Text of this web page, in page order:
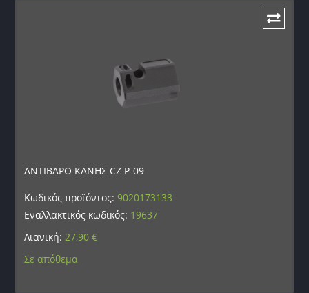
ΑΝΤΙΒΑΡΟ ΚΑΝΗΣ CZ P-09
Κωδικός προϊόντος:9020173133
Εναλλακτικός κωδικός: 19637
Λιανική: 27,90€
Σε απόθεμα